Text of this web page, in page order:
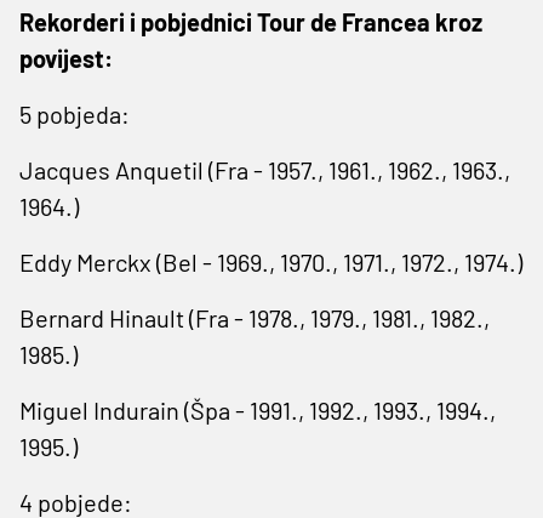
Rekorderi i pobjednici Tour de Francea kroz
povijest:
5 pobjeda:
Jacques Anquetil (Fra - 1957., 1961., 1962., 1963.,
1964.)
Eddy Merckx (Bel - 1969., 1970., 1971., 1972., 1974.)
Bernard Hinault (Fra - 1978., 1979., 1981., 1982.,
1985.)
Miguel Indurain (Špa - 1991., 1992., 1993., 1994.,
1995.)
4 pobjede: